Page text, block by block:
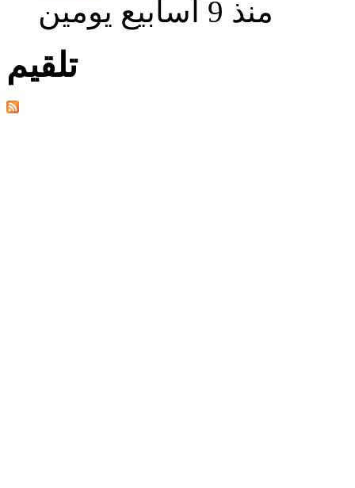
منذ 9 أسابيع يومين
تلقيم